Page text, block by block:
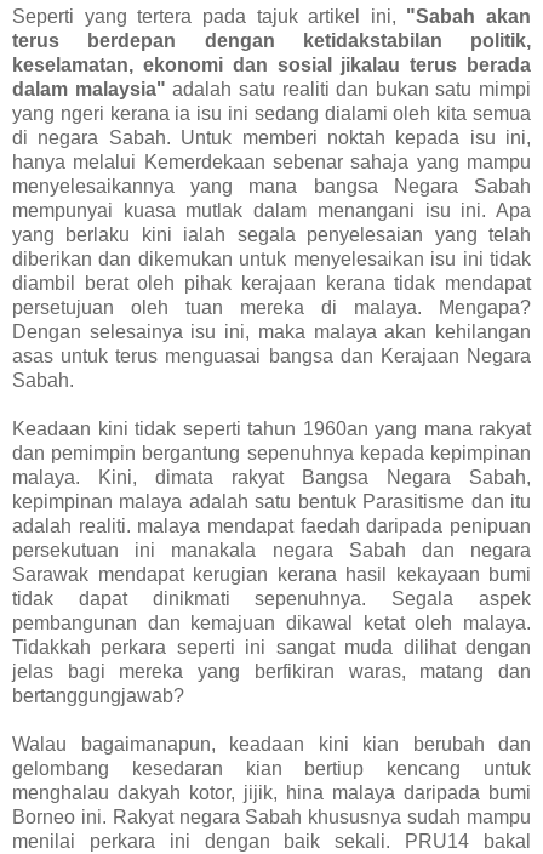
Seperti yang tertera pada tajuk artikel ini, "Sabah akan
terus berdepan dengan ketidakstabilan politik,
keselamatan, ekonomi dan sosial jikalau terus berada
dalam malaysia" adalah satu realiti dan bukan satu mimpi
yang ngeri kerana ia isu ini sedang dialami oleh kita semua
di negara Sabah. Untuk memberi noktah kepada isu ini,
hanya melalui Kemerdekaan sebenar sahaja yang mampu
menyelesaikannya yang mana bangsa Negara Sabah
mempunyai kuasa mutlak dalam menangani isu ini. Apa
yang berlaku kini ialah segala penyelesaian yang telah
diberikan dan dikemukan untuk menyelesaikan isu ini tidak
diambil berat oleh pihak kerajaan kerana tidak mendapat
persetujuan oleh tuan mereka di malaya. Mengapa?
Dengan selesainya isu ini, maka malaya akan kehilangan
asas untuk terus menguasai bangsa dan Kerajaan Negara
Sabah.
Keadaan kini tidak seperti tahun 1960an yang mana rakyat
dan pemimpin bergantung sepenuhnya kepada kepimpinan
malaya. Kini, dimata rakyat Bangsa Negara Sabah,
kepimpinan malaya adalah satu bentuk Parasitisme dan itu
adalah realiti. malaya mendapat faedah daripada penipuan
persekutuan ini manakala negara Sabah dan negara
Sarawak mendapat kerugian kerana hasil kekayaan bumi
tidak dapat dinikmati sepenuhnya. Segala aspek
pembangunan dan kemajuan dikawal ketat oleh malaya.
Tidakkah perkara seperti ini sangat muda dilihat dengan
jelas bagi mereka yang berfikiran waras, matang dan
bertanggungjawab?
Walau bagaimanapun, keadaan kini kian berubah dan
gelombang kesedaran kian bertiup kencang untuk
menghalau dakyah kotor, jijik, hina malaya daripada bumi
Borneo ini. Rakyat negara Sabah khususnya sudah mampu
menilai perkara ini dengan baik sekali. PRU14 bakal